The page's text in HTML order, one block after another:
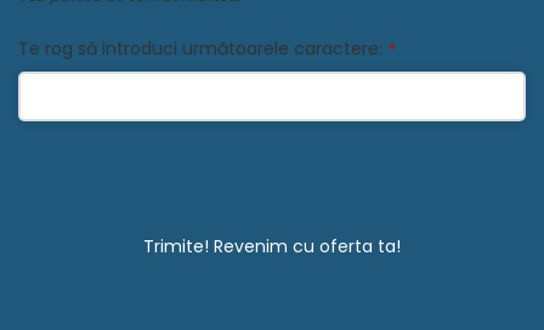
Te rog să introduci următoarele caractere: *
Trimite! Revenim cu oferta ta!